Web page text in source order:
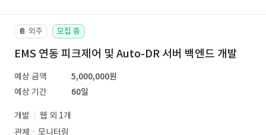
📔 외주 모집 중
EMS 연동 피크제어 및 Auto-DR 서버 백엔드 개발
예상 금액
5,000,000원
예상 기간
60일
개발
웹 외 1개
관제ㆍ모니터링